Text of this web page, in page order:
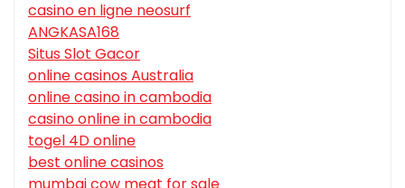
casino en ligne neosurf
ANGKASA168
Situs Slot Gacor
online casinos Australia
online casino in cambodia
casino online in cambodia
togel 4D online
best online casinos